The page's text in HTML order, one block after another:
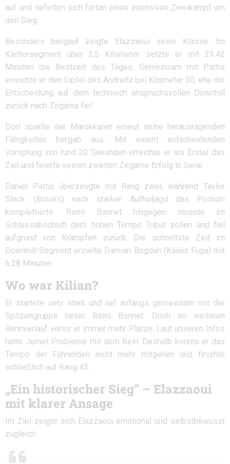
auf und lieferten sich fortan einen intensiven Zweikampf um
den Sieg.
Besonders bergauf zeigte Elazzaoui seine Klasse. Im
Klettersegment über 2,5 Kilometer setzte er mit 23:42
Minuten die Bestzeit des Tages. Gemeinsam mit Pattis
erreichte er den Gipfel des Andraitz bei Kilometer 30, ehe die
Entscheidung auf dem technisch anspruchsvollen Downhill
zurück nach Zegama fiel.
Dort spielte der Marokkaner erneut seine herausragenden
Fähigkeiten bergab aus. Mit einem entscheidenden
Vorsprung von rund 20 Sekunden erreichte er als Erster das
Ziel und feierte seinen zweiten Zegama-Erfolg in Serie.
Daniel Pattis überzeugte mit Rang zwei, während Taylor
Stack (Brooks) nach starker Aufholjagd das Podium
komplettierte. Remi Bonnet hingegen musste im
Schlussabschnitt dem hohen Tempo Tribut zollen und fiel
aufgrund von Krämpfen zurück. Die schnellste Zeit im
Downhill-Segment erzielte Damian Bogdan (Kailas Fuga) mit
6:28 Minuten.
Wo war Kilian?
Er startete sehr stark und lief anfangs gemeinsam mit der
Spitzengruppe hinter Rémi Bonnet. Doch im weiteren
Rennverlauf verlor er immer mehr Plätze. Laut unseren Infos
hatte Jornet Probleme mit dem Bein. Deshalb konnte er das
Tempo der Führenden nicht mehr mitgehen und finishte
schließlich auf Rang 43.
„Ein historischer Sieg“ – Elazzaoui
mit klarer Ansage
Im Ziel zeigte sich Elazzaoui emotional und selbstbewusst
zugleich: